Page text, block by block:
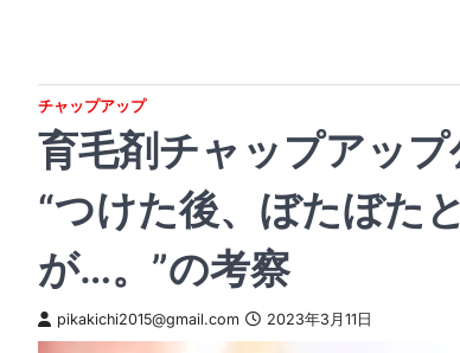
チャップアップ
育毛剤チャップアッ
“つけた後、ぼたぼた
が…。”の考察
pikakichi2015@gmail.com 2023年3月11日